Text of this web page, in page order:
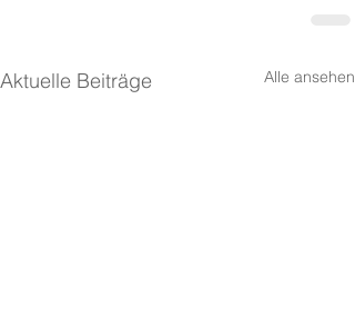
Aktuelle Beiträge Alle ansehen